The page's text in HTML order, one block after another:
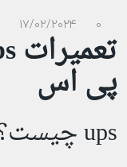
17/02/2024 0 دیدگاه ها
پی اس
ups چیست؟